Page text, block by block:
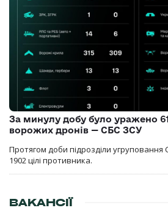
За минулу добу було уражено
ворожих дронів — СБС ЗСУ
Протягом доби підрозділи
1902 цілі противника.
ВАКАНСІЇ